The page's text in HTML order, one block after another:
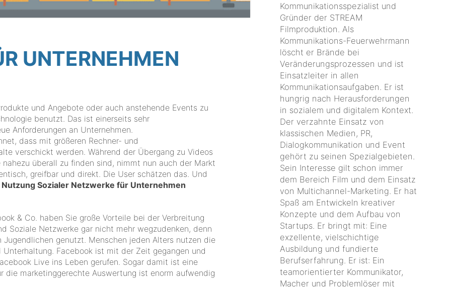
UNTERNEHMEN
und Angebote oder auch anstehende Events zu
benutzt. Das ist einerseits sehr
Anforderungen an Unternehmen.
dass mit größeren Rechner- und
verschickt werden. Während der Übergang zu Videos
überall zu finden sind, nimmt nun auch der Markt
greifbar und direkt. Die User schätzen das. Und
Nutzung Sozialer Netzwerke für Unternehmen
& Co. haben Sie große Vorteile bei der Verbreitung
Soziale Netzwerke gar nicht mehr wegzudenken, denn
genutzt. Menschen jeden Alters nutzen die
Facebook ist mit der Zeit gegangen und
Live ins Leben gerufen. Sogar damit ist eine
die marketinggerechte Auswertung ist enorm aufwendig
Kommunikationsspezialist und
Gründer der STREAM
Filmproduktion. Als
Kommunikations-Feuerwehrmann
löscht er Brände bei
Veränderungsprozessen und ist
Einsatzleiter in allen
Kommunikationsaufgaben. Er ist
hungrig nach Herausforderungen
in sozialem und digitalem Kontext.
Der verzahnte Einsatz von
klassischen Medien, PR,
Dialogkommunikation und Event
gehört zu seinen Spezialgebieten.
Sein Interesse gilt schon immer
dem Bereich Film und dem Einsatz
von Multichannel-Marketing. Er hat
Spaß am Entwickeln kreativer
Konzepte und dem Aufbau von
Startups. Er bringt mit: Eine
exzellente, vielschichtige
Ausbildung und fundierte
Berufserfahrung. Er ist: Ein
teamorientierter Kommunikator,
Macher und Problemlöser mit